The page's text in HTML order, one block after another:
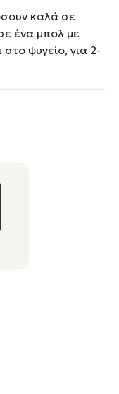
καλά σε
ένα μπολ με
ψυγείο, για 2-